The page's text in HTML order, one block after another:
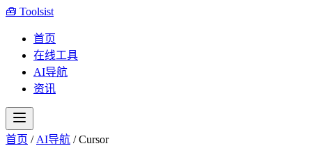
🧰 Toolsist
首页
在线工具
AI导航
资讯
首页 / AI导航 / Cursor